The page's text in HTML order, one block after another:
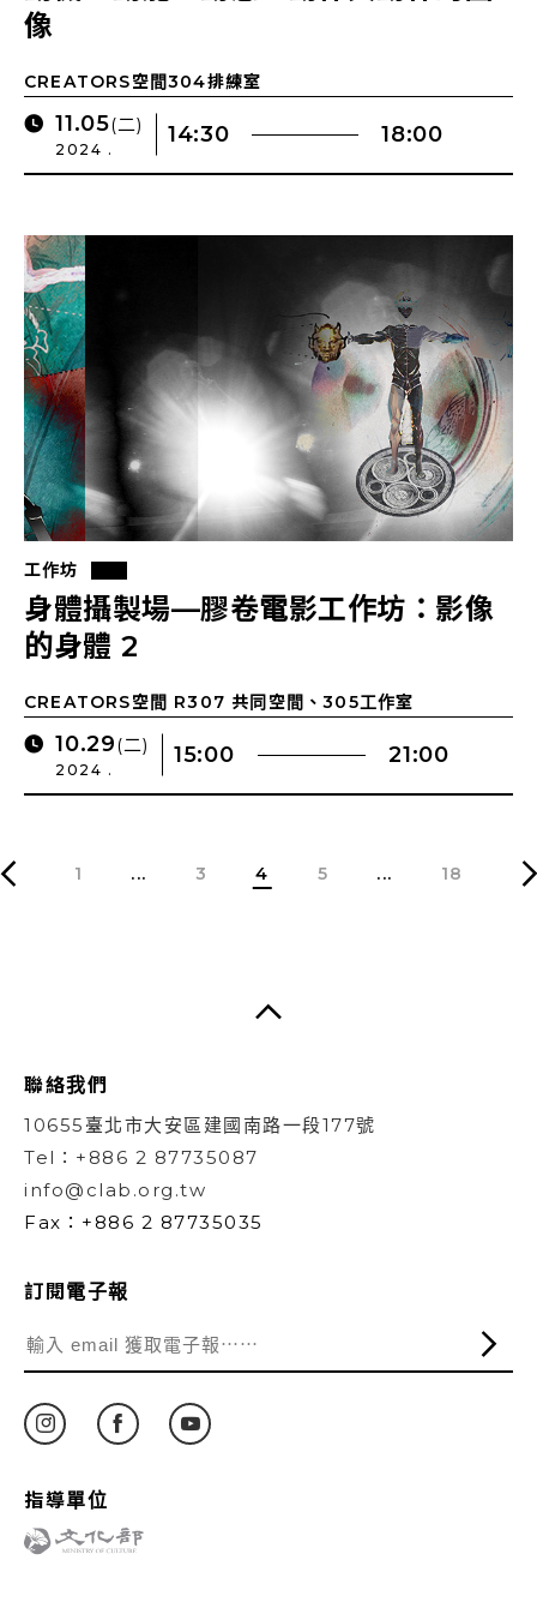
像
CREATORS空間304排練室
11.05(二)
2024 .
14:30 18:00
工作坊
身體攝製場—膠卷電影工作坊：影像
的身體 2
CREATORS空間 R307 共同空間、305工作室
10.29(二)
2024 .
15:00 21:00
1 ... 3 4 5 ... 18
聯絡我們
10655臺北市大安區建國南路一段177號
Tel：+886 2 87735087
info@clab.org.tw
Fax：+886 2 87735035
訂閱電子報
指導單位